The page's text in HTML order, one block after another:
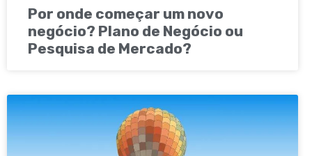
Por onde começar um novo
negócio? Plano de Negócio ou
Pesquisa de Mercado?